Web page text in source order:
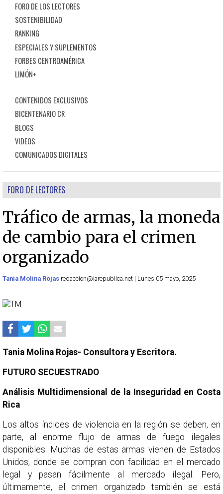
FORO DE LOS LECTORES
SOSTENIBILIDAD
RANKING
ESPECIALES Y SUPLEMENTOS
FORBES CENTROAMÉRICA
LIMÓN+
CONTENIDOS EXCLUSIVOS
BICENTENARIO CR
BLOGS
VIDEOS
COMUNICADOS DIGITALES
FORO DE LECTORES
Tráfico de armas, la moneda
de cambio para el crimen
organizado
Tania Molina Rojas redaccion@larepublica.net | Lunes 05 mayo, 2025
Tania Molina Rojas- Consultora y Escritora.
FUTURO SECUESTRADO
Análisis Multidimensional de la Inseguridad en Costa
Rica
Los altos índices de violencia en la región se deben, en
parte, al enorme flujo de armas de fuego ilegales
disponibles. Muchas de estas armas vienen de Estados
Unidos, donde se compran con facilidad en el mercado
legal y pasan fácilmente al mercado ilegal. Pero,
últimamente, el crimen organizado también se está